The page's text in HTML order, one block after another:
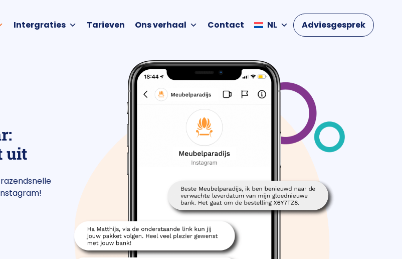
Intergraties Tarieven Ons verhaal Contact NL Adviesgesprek
uit